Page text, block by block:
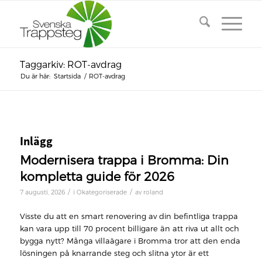
Taggarkiv: ROT-avdrag
Du är här: Startsida / ROT-avdrag
Inlägg
Modernisera trappa i Bromma: Din
kompletta guide för 2026
7 augusti, 2026 / i Okategoriserade / av roland
Visste du att en smart renovering av din befintliga trappa
kan vara upp till 70 procent billigare än att riva ut allt och
bygga nytt? Många villaägare i Bromma tror att den enda
lösningen på knarrande steg och slitna ytor är ett